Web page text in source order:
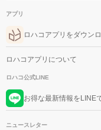
アプリ
ロハコアプリをダウン
ロハコアプリについて
ロハコ公式LINE
お得な最新情報をLINE
ニュースレター